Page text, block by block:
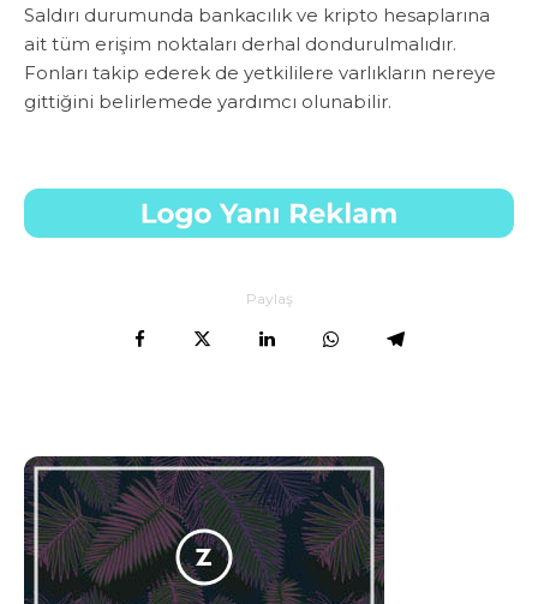
Saldırı durumunda bankacılık ve kripto hesaplarına
ait tüm erişim noktaları derhal dondurulmalıdır.
Fonları takip ederek de yetkililere varlıkların nereye
gittiğini belirlemede yardımcı olunabilir.
Paylaş